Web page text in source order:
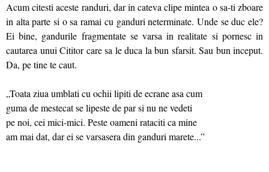
Acum citesti aceste randuri, dar in cateva clipe mintea o sa-ti zboare
in alta parte si o sa ramai cu ganduri neterminate. Unde se duc ele?
Ei bine, gandurile fragmentate se varsa in realitate si pornesc in
cautarea unui Cititor care sa le duca la bun sfarsit. Sau bun inceput.
Da, pe tine te caut.
„Toata ziua umblati cu ochii lipiti de ecrane asa cum
guma de mestecat se lipeste de par si nu ne vedeti
pe noi, cei mici-mici. Peste oameni rataciti ca mine
am mai dat, dar ei se varsasera din ganduri marete...”